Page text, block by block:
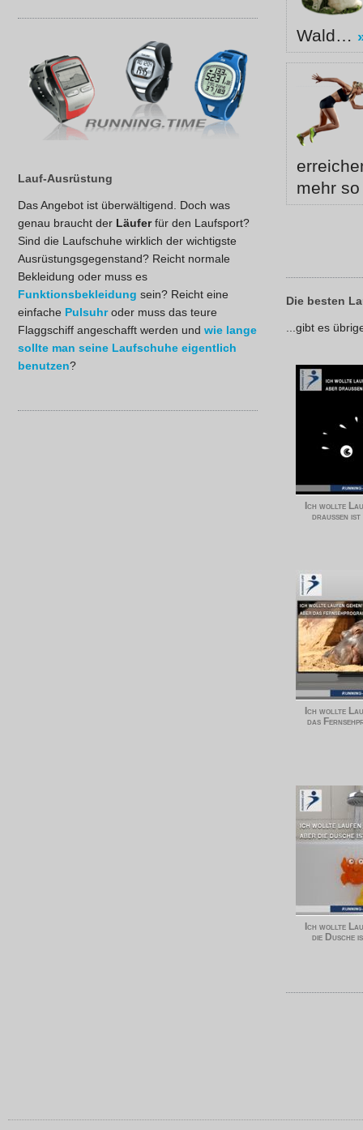
Lauf-Ausrüstung
Das Angebot ist überwältigend. Doch was
genau braucht der Läuferfür den Laufsport?
Sind die Laufschuhe wirklich der wichtigste
Ausrüstungsgegenstand? Reicht normale
Bekleidung oder muss es
Funktionsbekleidung sein? Reicht eine
einfache Pulsuhroder muss das teure
Flaggschiff angeschafft werden und wie lange
sollte man seine Laufschuhe eigentlich
benutzen?
Wald…
mehr
Die besten
...gibt es
Ich wollte
draußen ist
Ich wollte
das
Ich wollte
die Dusche